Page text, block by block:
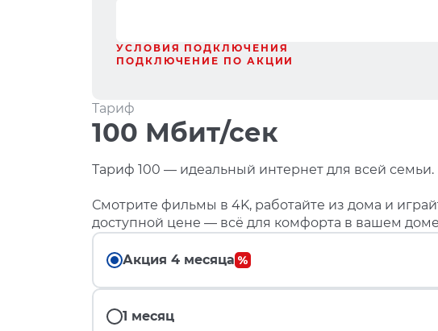
УСЛОВИЯ ПОДКЛЮЧЕНИЯ
ПОДКЛЮЧЕНИЕ ПО АКЦИИ
Тариф
100 Мбит/сек
Тариф 100 — идеальный интернет для всей семьи.
Смотрите фильмы в 4K, работайте из дома и
доступной цене — всё для комфорта в вашем
Акция 4 месяца
1 месяц